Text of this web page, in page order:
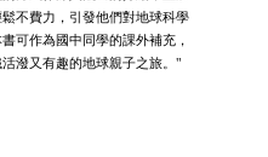
不費力，引發他們對地球科學
可作為國中同學的課外補充，
潑又有趣的地球親子之旅。"